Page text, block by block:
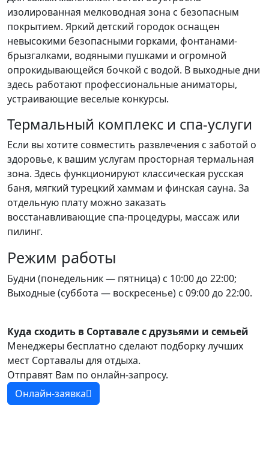
изолированная мелководная зона с безопасным
покрытием. Яркий детский городок оснащен
невысокими безопасными горками, фонтанами-
брызгалками, водяными пушками и огромной
опрокидывающейся бочкой с водой. В выходные дни
здесь работают профессиональные аниматоры,
устраивающие веселые конкурсы.
Термальный комплекс и спа-услуги
Если вы хотите совместить развлечения с заботой о
здоровье, к вашим услугам просторная термальная
зона. Здесь функционируют классическая русская
баня, мягкий турецкий хаммам и финская сауна. За
отдельную плату можно заказать
восстанавливающие спа-процедуры, массаж или
пилинг.
Режим работы
Будни (понедельник — пятница) с 10:00 до 22:00;
Выходные (суббота — воскресенье) с 09:00 до 22:00.
Куда сходить в Сортавале с друзьями и семьей
Менеджеры бесплатно сделают подборку лучших
мест Сортавалы для отдыха.
Отправят Вам по онлайн-запросу.
Онлайн-заявка